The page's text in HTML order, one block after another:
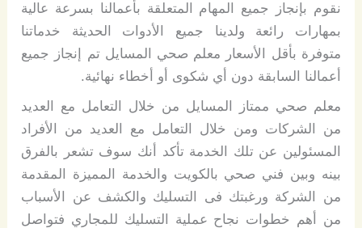
نقوم بإنجاز جميع المهام المتعلقة بأعمالنا بسرعة عالية
بمهارات رائعة ولدينا جميع الأدوات الحديثة خدماتنا
متوفرة بأقل الأسعار معلم صحي المسايل تم إنجاز جميع
أعمالنا السابقة دون أي شكوى أو أخطاء نهائية.
معلم صحي ممتاز المسايل من خلال التعامل مع العديد
من الشركات ومن خلال التعامل مع العديد من الأفراد
المسئولين عن تلك الخدمة تأكد أنك سوف تشعر بالفرق
بينه وبين فني صحي بالكويت والخدمة المميزة المقدمة
من الشركة ورغبتك فى التسليك والكشف عن الأسباب
من أهم خطوات نجاح عملية التسليك للمجاري فتواصل